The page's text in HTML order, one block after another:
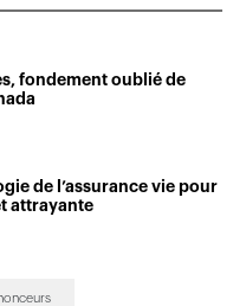
fondement oublié de
de l’assurance vie pour
attrayante